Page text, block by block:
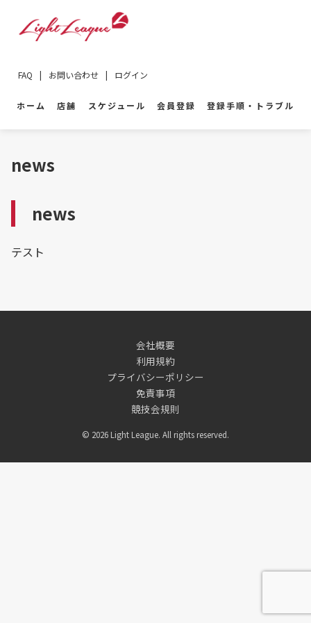
FAQ | お問い合わせ | ログイン
ホーム 店舗 スケジュール 会員登録 登録手順・トラブル
news
news
テスト
会社概要
利用規約
プライバシーポリシー
免責事項
競技会規則
© 2026 Light League. All rights reserved.